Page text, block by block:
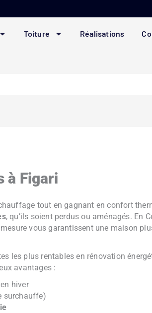
Toiture Réalisations
à Figari
tout en gagnant en confort
, qu’ils soient perdus ou aménagés. En
vous garantissent une maison
les plus rentables en rénovation
avantages :
hiver
surchauffe)